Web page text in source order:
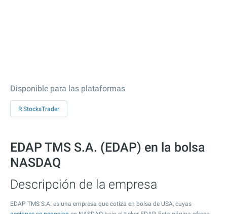
Disponible para las plataformas
R StocksTrader
EDAP TMS S.A. (EDAP) en la bolsa
NASDAQ
Descripción de la empresa
EDAP TMS S.A. es una empresa que cotiza en bolsa de USA, cuyas